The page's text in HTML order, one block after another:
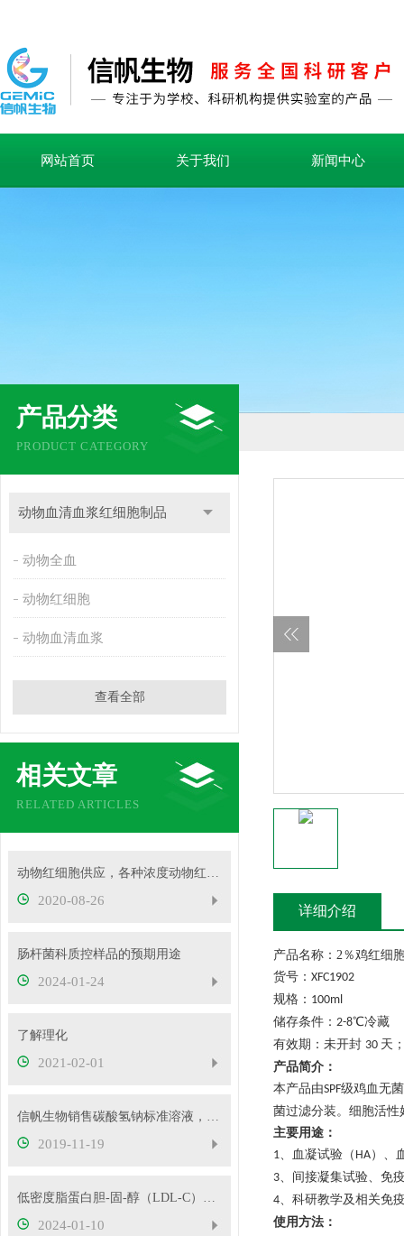
网站首页 关于我们 新闻中心
产品分类
PRODUCT CATEGORY
动物血清血浆红细胞制品
动物全血
动物红细胞
动物血清血浆
查看全部
相关文章
RELATED ARTICLES
动物红细胞供应，各种浓度动物红细胞
2020-08-26
肠杆菌科质控样品的预期用途
2024-01-24
了解理化
2021-02-01
信帆生物销售碳酸氢钠标准溶液，欢迎订购！
2019-11-19
低密度脂蛋白胆-固-醇（LDL-C）质控样品的产品参数
2024-01-10
详细介绍
产品名称： 2％鸡红细
货号： XFC1902
规格： 100ml
储存条件： 2-8℃冷藏
有效期：未开封 30 天
产品简介：
本产品由SPF级鸡血无
菌过滤分装。细胞活
主要用途 ：
1、 血凝试验（ HA）、
3、 间接凝集试验、免
4、 科研教学及相关免
使用方法 ：